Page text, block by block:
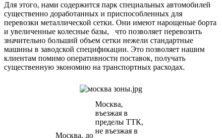
Для этого, нами содержится парк специальных автомобилей
существенно доработанных и приспособленных для
перевозки металлической сетки. Они имеют нарощеные борта
и увеличенные колесные базы, что позволяет перевозить
значительно больший объем сетки нежели стандартные
машины в заводской спецификации. Это позволяет нашим
клиентам помимо оперативности поставок, получать
существенную экономию на транспортных расходах.
Москва, до
Москва,
въезжая в
пределы ТТК,
не въезжая в